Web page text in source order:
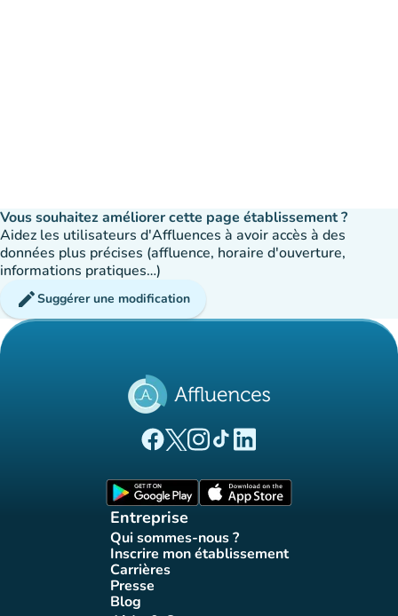
Vous souhaitez améliorer cette page établissement ?
Aidez les utilisateurs d'Affluences à avoir accès à des
données plus précises (affluence, horaire d'ouverture,
informations pratiques…)
editSuggérer une modification
(nouvel onglet)
(nouvel onglet)
(nouvel onglet)
(nouvel onglet)
(nouvel onglet)
Entreprise
Qui sommes-nous ?
(nouvel onglet)
Inscrire mon établissement
(nouvel onglet)
Carrières(nouvel onglet)
Presse(nouvel onglet)
Blog(nouvel onglet)